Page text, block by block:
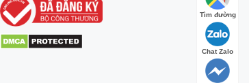
Tìm đường
Chat Zalo